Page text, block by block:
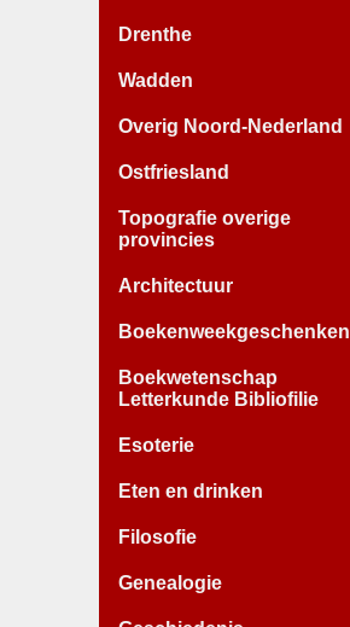
Drenthe
Wadden
Overig Noord-Nederland
Ostfriesland
Topografie overige
provincies
Architectuur
Boekenweekgeschenken
Boekwetenschap
Letterkunde Bibliofilie
Esoterie
Eten en drinken
Filosofie
Genealogie